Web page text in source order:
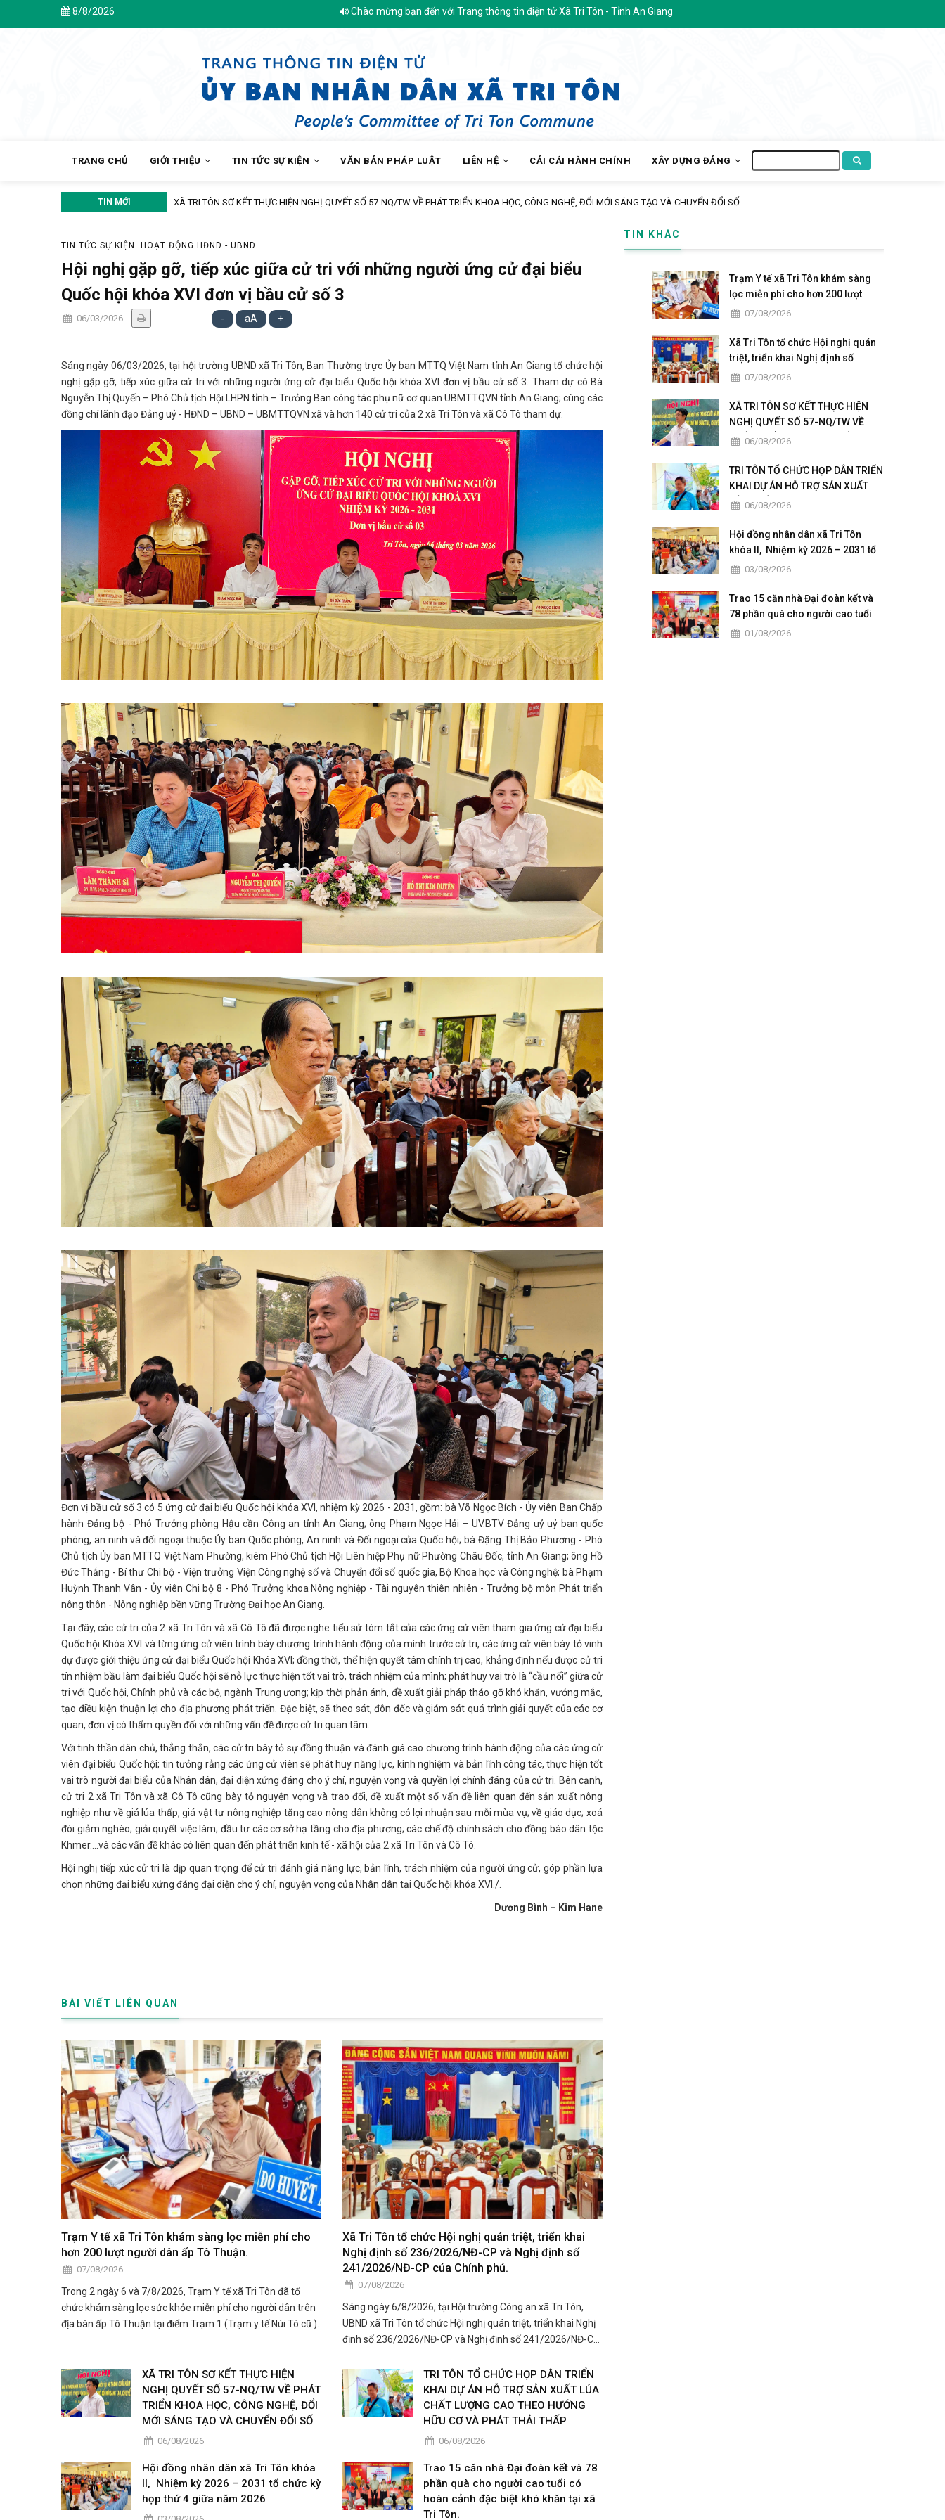
8/8/2026 Chào mừng bạn đến với Trang thông tin điện tử Xã Tri Tôn - Tỉnh An Giang
NAVIGATION
TRANG CHỦ GIỚI THIỆU TIN TỨC SỰ KIỆN VĂN BẢN PHÁP LUẬT LIÊN HỆ CẢI CÁI HÀNH CHÍNH XÂY DỰNG ĐẢNG
kiếm
TIN MỚI
ĐỔI MỚI SÁNG TẠO VÀ CHUYỂN ĐỔI SỐ Trạm Y tế xã Tri Tôn khám sàng lọc miễn phí cho hơn 200 lượt người dân ấp Tô Thuận.
TIN TỨC SỰ KIỆN HOẠT ĐỘNG HĐND - UBND
Hội nghị gặp gỡ, tiếp xúc giữa cử tri với những người ứng cử đại biểu
Quốc hội khóa XVI đơn vị bầu cử số 3
06/03/2026 - aA +
Sáng ngày 06/03/2026, tại hội trường UBND xã Tri Tôn, Ban Thường trực Ủy ban MTTQ Việt Nam tỉnh An Giang tổ chức hội
nghị gặp gỡ, tiếp xúc giữa cử tri với những người ứng cử đại biểu Quốc hội khóa XVI đơn vị bầu cử số 3. Tham dự có Bà
Nguyễn Thị Quyến – Phó Chủ tịch Hội LHPN tỉnh – Trưởng Ban công tác phụ nữ cơ quan UBMTTQVN tỉnh An Giang; cùng các
đồng chí lãnh đạo Đảng uỷ - HĐND – UBND – UBMTTQVN xã và hơn 140 cử tri của 2 xã Tri Tôn và xã Cô Tô tham dự.
Đơn vị bầu cử số 3 có 5 ứng cử đại biểu Quốc hội khóa XVI, nhiệm kỳ 2026 - 2031, gồm: bà Võ Ngọc Bích - Ủy viên Ban Chấp
hành Đảng bộ - Phó Trưởng phòng Hậu cần Công an tỉnh An Giang; ông Phạm Ngọc Hải – UV.BTV Đảng uỷ uỷ ban quốc
phòng, an ninh và đối ngoại thuộc Ủy ban Quốc phòng, An ninh và Đối ngoại của Quốc hội; bà Đặng Thị Bảo Phương - Phó
Chủ tịch Ủy ban MTTQ Việt Nam Phường, kiêm Phó Chủ tịch Hội Liên hiệp Phụ nữ Phường Châu Đốc, tỉnh An Giang; ông Hồ
Đức Thắng - Bí thư Chi bộ - Viện trưởng Viện Công nghệ số và Chuyển đổi số quốc gia, Bộ Khoa học và Công nghệ; bà Phạm
Huỳnh Thanh Vân - Ủy viên Chi bộ 8 - Phó Trưởng khoa Nông nghiệp - Tài nguyên thiên nhiên - Trưởng bộ môn Phát triển
nông thôn - Nông nghiệp bền vững Trường Đại học An Giang.
Tại đây, các cử tri của 2 xã Tri Tôn và xã Cô Tô đã được nghe tiểu sử tóm tắt của các ứng cử viên tham gia ứng cử đại biểu
Quốc hội Khóa XVI và từng ứng cử viên trình bày chương trình hành động của mình trước cử tri, các ứng cử viên bày tỏ vinh
dự được giới thiệu ứng cử đại biểu Quốc hội Khóa XVI; đồng thời, thể hiện quyết tâm chính trị cao, khẳng định nếu được cử tri
tín nhiệm bầu làm đại biểu Quốc hội sẽ nỗ lực thực hiện tốt vai trò, trách nhiệm của mình; phát huy vai trò là “cầu nối” giữa cử
tri với Quốc hội, Chính phủ và các bộ, ngành Trung ương; kịp thời phản ánh, đề xuất giải pháp tháo gỡ khó khăn, vướng mắc,
tạo điều kiện thuận lợi cho địa phương phát triển. Đặc biệt, sẽ theo sát, đôn đốc và giám sát quá trình giải quyết của các cơ
quan, đơn vị có thẩm quyền đối với những vấn đề được cử tri quan tâm.
Với tinh thần dân chủ, thẳng thắn, các cử tri bày tỏ sự đồng thuận và đánh giá cao chương trình hành động của các ứng cử
viên đại biểu Quốc hội; tin tưởng rằng các ứng cử viên sẽ phát huy năng lực, kinh nghiệm và bản lĩnh công tác, thực hiện tốt
vai trò người đại biểu của Nhân dân, đại diện xứng đáng cho ý chí, nguyện vọng và quyền lợi chính đáng của cử tri. Bên cạnh,
cử tri 2 xã Tri Tôn và xã Cô Tô cũng bày tỏ nguyện vọng và trao đổi, đề xuất một số vấn đề liên quan đến sản xuất nông
nghiệp như về giá lúa thấp, giá vật tư nông nghiệp tăng cao nông dân không có lợi nhuận sau mỗi mùa vụ; về giáo dục; xoá
đói giảm nghèo; giải quyết việc làm; đầu tư các cơ sở hạ tầng cho địa phương; các chế độ chính sách cho đồng bào dân tộc
Khmer….và các vấn đề khác có liên quan đến phát triển kinh tế - xã hội của 2 xã Tri Tôn và Cô Tô.
Hội nghị tiếp xúc cử tri là dịp quan trọng để cử tri đánh giá năng lực, bản lĩnh, trách nhiệm của người ứng cử, góp phần lựa
chọn những đại biểu xứng đáng đại diện cho ý chí, nguyện vọng của Nhân dân tại Quốc hội khóa XVI./.
Dương Bình – Kim Hane
BÀI VIẾT LIÊN QUAN
Trạm Y tế xã Tri Tôn khám sàng lọc miễn phí cho
hơn 200 lượt người dân ấp Tô Thuận.
07/08/2026
Trong 2 ngày 6 và 7/8/2026, Trạm Y tế xã Tri Tôn đã tổ
chức khám sàng lọc sức khỏe miễn phí cho người dân trên
địa bàn ấp Tô Thuận tại điểm Trạm 1 (Trạm y tế Núi Tô cũ ).
Xã Tri Tôn tổ chức Hội nghị quán triệt, triển khai
Nghị định số 236/2026/NĐ-CP và Nghị định số
241/2026/NĐ-CP của Chính phủ.
07/08/2026
Sáng ngày 6/8/2026, tại Hội trường Công an xã Tri Tôn,
UBND xã Tri Tôn tổ chức Hội nghị quán triệt, triển khai Nghị
định số 236/2026/NĐ-CP và Nghị định số 241/2026/NĐ-CP
các cơ quan, đơn vị trên địa bàn xã.
XÃ TRI TÔN SƠ KẾT THỰC HIỆN
NGHỊ QUYẾT SỐ 57-NQ/TW VỀ PHÁT
TRIỂN KHOA HỌC, CÔNG NGHỆ, ĐỔI
MỚI SÁNG TẠO VÀ CHUYỂN ĐỔI SỐ
06/08/2026
TRI TÔN TỔ CHỨC HỌP DÂN TRIỂN
KHAI DỰ ÁN HỖ TRỢ SẢN XUẤT LÚA
CHẤT LƯỢNG CAO THEO HƯỚNG
HỮU CƠ VÀ PHÁT THẢI THẤP
06/08/2026
Hội đồng nhân dân xã Tri Tôn khóa
II, Nhiệm kỳ 2026 – 2031 tổ chức kỳ
họp thứ 4 giữa năm 2026
Trao 15 căn nhà Đại đoàn kết và 78
phần quà cho người cao tuổi có
hoàn cảnh đặc biệt khó khăn tại xã
Tri Tôn.
TIN KHÁC
Trạm Y tế xã Tri Tôn khám sàng
lọc miễn phí cho hơn 200 lượt
người dân ấp Tô Thuận.
07/08/2026
Xã Tri Tôn tổ chức Hội nghị quán
triệt, triển khai Nghị định số
236/2026/NĐ-CP và Nghị định số
07/08/2026
XÃ TRI TÔN SƠ KẾT THỰC HIỆN
NGHỊ QUYẾT SỐ 57-NQ/TW VỀ
PHÁT TRIỂN KHOA HỌC, CÔNG
CHUYỂN ĐỔI SỐ
06/08/2026
TRI TÔN TỔ CHỨC HỌP DÂN TRIỂN
KHAI DỰ ÁN HỖ TRỢ SẢN XUẤT
LÚA CHẤT LƯỢNG CAO THEO
THẤP
06/08/2026
Hội đồng nhân dân xã Tri Tôn
khóa II, Nhiệm kỳ 2026 – 2031 tổ
chức kỳ họp thứ 4 giữa năm 2026
03/08/2026
Trao 15 căn nhà Đại đoàn kết và
78 phần quà cho người cao tuổi
có hoàn cảnh đặc biệt khó khăn
01/08/2026